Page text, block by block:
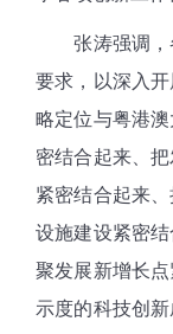
张涛强调，
要求，以深入
略定位与粤港
密结合起来、
紧密结合起来
设施建设紧密
聚发展新增长
示度的科技创